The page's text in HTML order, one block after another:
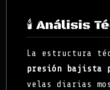
🕯️ Análisis
La estructura
presión bajista
velas diarias